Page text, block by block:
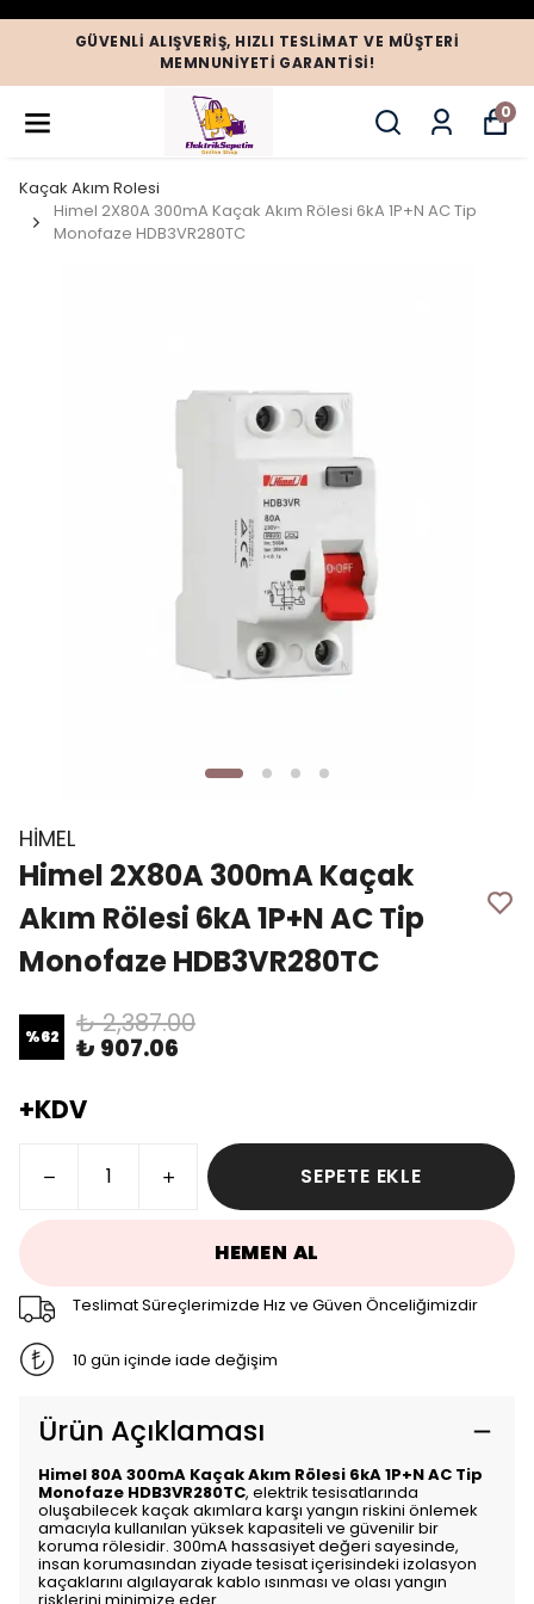
GÜVENLI ALIŞVERIŞ, HIZLI TESLIMAT VE MÜŞTERI
MEMNUNIYETI GARANTISI!
0
Kaçak Akım Rolesi
Himel 2X80A 300mA Kaçak Akım Rölesi 6kA 1P+N AC Tip
Monofaze HDB3VR280TC
HİMEL
Himel 2X80A 300mA Kaçak
Akım Rölesi 6kA 1P+N AC Tip
Monofaze HDB3VR280TC
%62 ₺ 2,387.00
₺ 907.06
+KDV
SEPETE EKLE
HEMEN AL
Teslimat Süreçlerimizde Hız ve Güven Önceliğimizdir
10 gün içinde iade değişim
Ürün Açıklaması
Himel 80A 300mA Kaçak Akım Rölesi 6kA 1P+N AC Tip
Monofaze HDB3VR280TC, elektrik tesisatlarında
oluşabilecek kaçak akımlara karşı yangın riskini önlemek
amacıyla kullanılan yüksek kapasiteli ve güvenilir bir
koruma rölesidir. 300mA hassasiyet değeri sayesinde,
insan korumasından ziyade tesisat içerisindeki izolasyon
kaçaklarını algılayarak kablo ısınması ve olası yangın